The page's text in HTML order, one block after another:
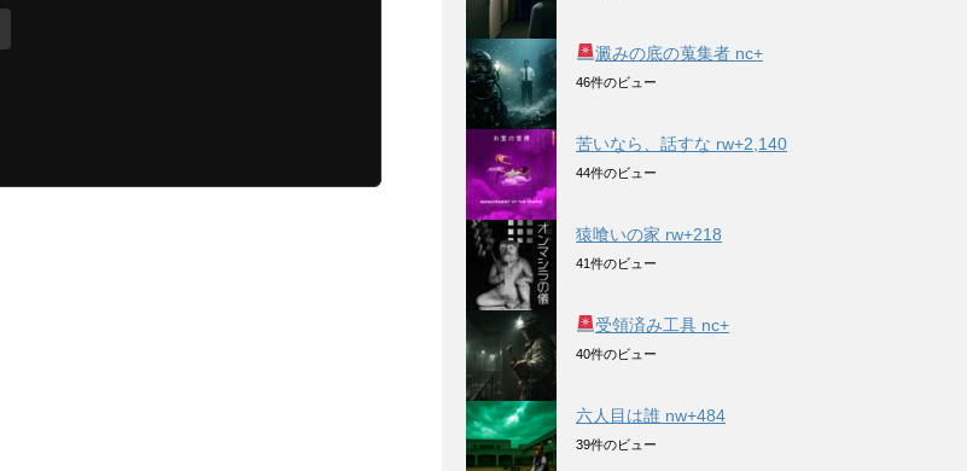
澱みの底の蒐集者 nc+
46件のビュー
苦いなら、話すな rw+2,140
44件のビュー
猿喰いの家 rw+218
41件のビュー
受領済み工具 nc+
40件のビュー
六人目は誰 nw+484
39件のビュー